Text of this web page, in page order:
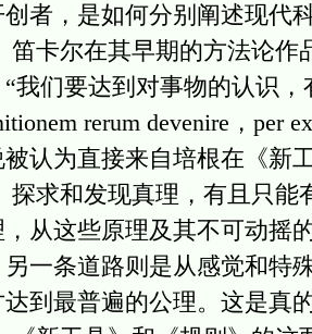
创者，是如何分别阐述现代
尔在其早期的方法论作品
“我们要达到对事物的认识
rerum devenire，per
被认为直接来自培根在《新
和发现真理，有且只能有
从这些原理及其不可动摇
另一条道路则是从感觉和特
达到最普遍的公理。这是真